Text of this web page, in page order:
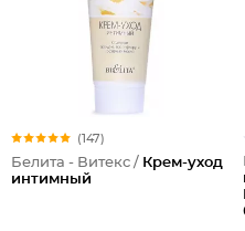
(147)
Белита - Витекс / Крем-уход
интимный